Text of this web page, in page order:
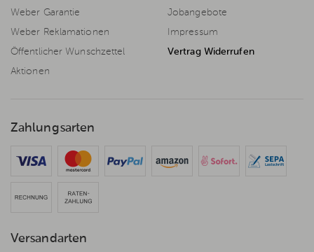
Weber Garantie
Weber Reklamationen
Öffentlicher Wunschzettel
Aktionen
Jobangebote
Impressum
Vertrag Widerrufen
Zahlungsarten
Versandarten